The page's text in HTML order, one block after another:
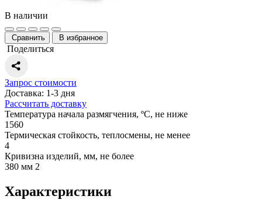
В наличии
Сравнить В избранное
Поделиться
Запрос стоимости
Доставка: 1-3 дня
Рассчитать доставку
Температура начала размягчения, ºС, не ниже
1560
Термическая стойкость, теплосмены, не менее
4
Кривизна изделий, мм, не более
380 мм 2
Характеристики